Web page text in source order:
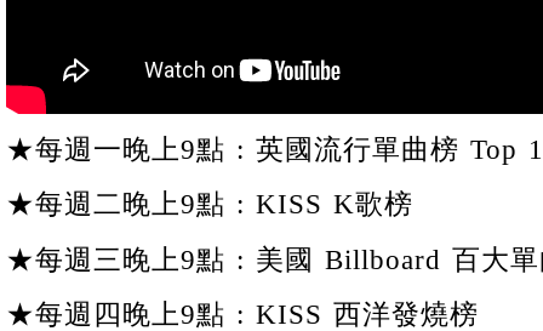
★每週一晚上9點 : 英國流行單曲榜 Top
★每週二晚上9點 : KISS K歌榜
★每週三晚上9點 : 美國 Billboard 百大
★每週四晚上9點 : KISS 西洋發燒榜